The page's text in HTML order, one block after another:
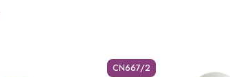
CN667/2